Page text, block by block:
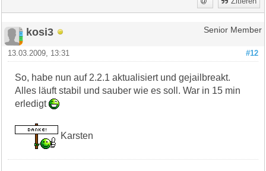
kosi3 Senior Member
#12
13.03.2009, 13:31
So, habe nun auf 2.2.1 aktualisiert und gejailbreakt.
Alles läuft stabil und sauber wie es soll. War in 15 min
erledigt
Karsten